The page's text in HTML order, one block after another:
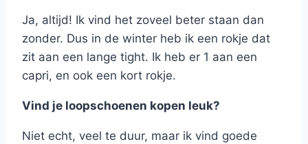
Ja, altijd! Ik vind het zoveel beter staan dan
zonder. Dus in de winter heb ik een rokje dat
zit aan een lange tight. Ik heb er 1 aan een
capri, en ook een kort rokje.
Vind je loopschoenen kopen leuk?
Niet echt, veel te duur, maar ik vind goede